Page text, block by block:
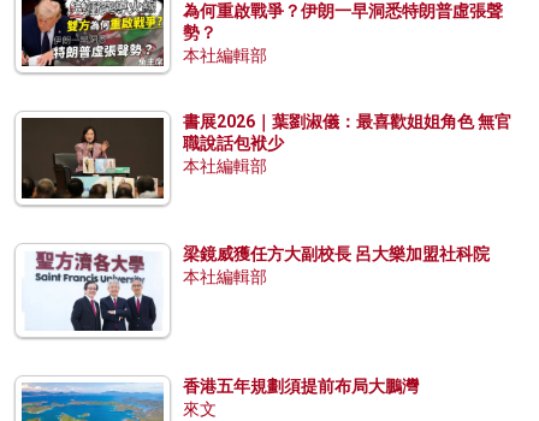
為何重啟戰爭？伊朗一早洞悉特朗普虛張聲
勢？
本社編輯部
書展2026｜葉劉淑儀：最喜歡姐姐角色 無官
職說話包袱少
本社編輯部
梁鏡威獲任方大副校長 呂大樂加盟社科院
本社編輯部
香港五年規劃須提前布局大鵬灣
來文